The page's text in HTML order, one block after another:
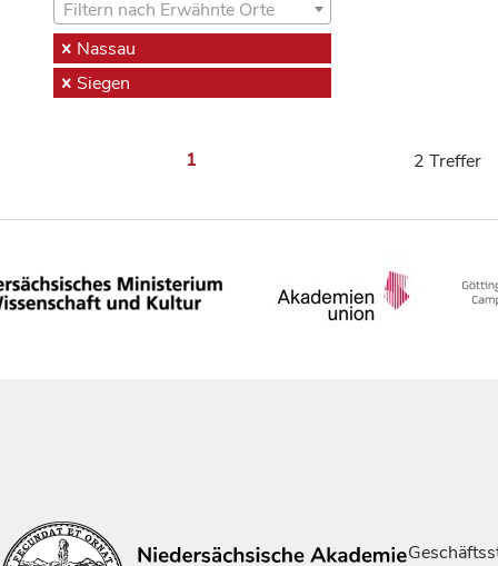
Filtern nach Erwähnte Orte
Nassau
Siegen
1 2 Treffer